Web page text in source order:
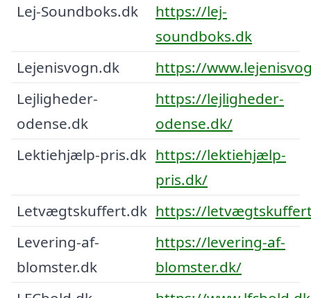
Lej-Soundboks.dk
https://lej-
soundboks.dk
Lejenisvogn.dk
https://
Lejligheder-
odense.dk
https://lejligheder-
odense.dk/
Lektiehjælp-pris.dk https://lektiehjælp-
pris.dk/
Letvægtskuffert.dk https://
Levering-af-
blomster.dk
https://levering-af-
blomster.dk/